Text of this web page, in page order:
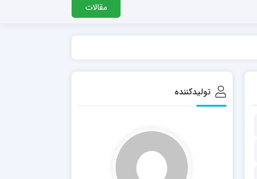
مدرسه اباصالح المهدی عج
مدرسه امام جعفر صادق علیه السلام ساوجبلاغ
مدرسه علمیه امام حسن مجتبی(ع) چهارباغ
مقالات
تولیدکننده